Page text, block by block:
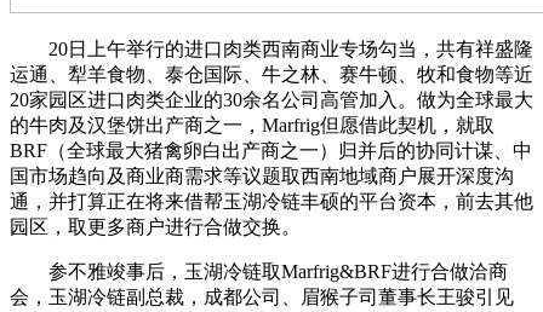
20日上午举行的进口肉类西南商业专场勾当，共有祥盛隆
运通、犁羊食物、泰仓国际、牛之林、赛牛顿、牧和食物等近
20家园区进口肉类企业的30余名公司高管加入。做为全球最大
的牛肉及汉堡饼出产商之一，Marfrig但愿借此契机，就取
BRF（全球最大猪禽卵白出产商之一）归并后的协同计谋、中
国市场趋向及商业商需求等议题取西南地域商户展开深度沟
通，并打算正在将来借帮玉湖冷链丰硕的平台资本，前去其他
园区，取更多商户进行合做交换。
参不雅竣事后，玉湖冷链取Marfrig&BRF进行合做洽商
会，玉湖冷链副总裁，成都公司、眉猴子司董事长王骏引见